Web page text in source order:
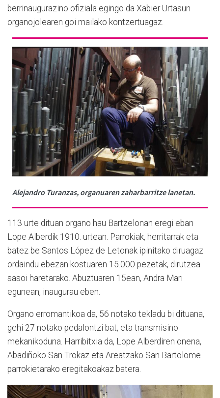
berrinaugurazino ofiziala egingo da Xabier Urtasun
organojolearen goi mailako kontzertuagaz.
Alejandro Turanzas, organuaren zaharbarritze lanetan.
113 urte dituan organo hau Bartzelonan eregi eban
Lope Alberdik 1910. urtean. Parrokiak, herritarrak eta
batez be Santos López de Letonak ipinitako diruagaz
ordaindu ebezan kostuaren 15.000 pezetak, dirutzea
sasoi haretarako. Abuztuaren 15ean, Andra Mari
egunean, inaugurau eben.
Organo erromantikoa da, 56 notako tekladu bi dituana,
gehi 27 notako pedalontzi bat, eta transmisino
mekanikoduna. Harribitxia da, Lope Alberdiren onena,
Abadiñoko San Trokaz eta Areatzako San Bartolome
parrokietarako eregitakoakaz batera.